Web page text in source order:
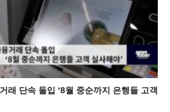
래 단속 돌입 ‘8월 중순까지 은행들 고객